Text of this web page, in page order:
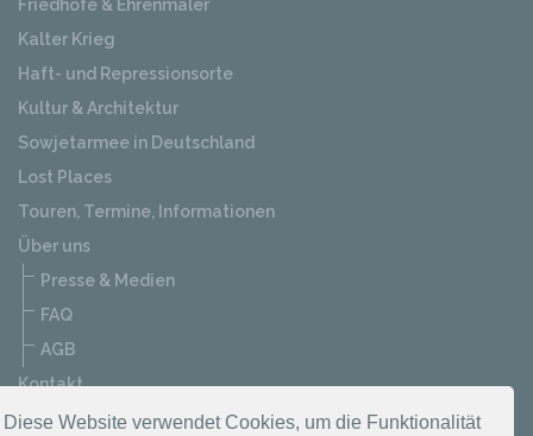
Diese Website verwendet Cookies, um die Funktionalität
Friedhöfe & Ehrenmäler
Kalter Krieg
Haft- und Repressionsorte
Kultur & Architektur
Sowjetarmee in Deutschland
Lost Places
Touren, Termine, Informationen
Über uns
Presse & Medien
FAQ
AGB
Kontakt
Datenschutzerklärung